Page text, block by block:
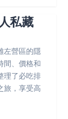
私藏
左營區的隱
間、價格和
理了必吃排
旅，享受高